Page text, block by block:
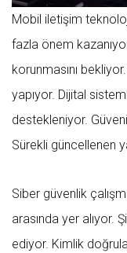
Mobil iletişim
fazla önem
korunmasını
yapıyor. Dijital
destekleniyor.
Sürekli güncellenen
Siber güvenlik
arasında yer alıyor.
ediyor. Kimlik